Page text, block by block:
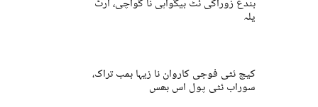
بندغ زوراکی ئٹ بیگواہی نا گواچی، ارٹ
یلہ
کیچ ئٹی فوجی کاروان نا زیہا بمب تراک،
سوراب ئٹی پول اس بھس